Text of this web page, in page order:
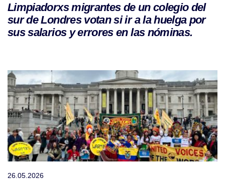
Limpiadorxs migrantes de un colegio del
sur de Londres votan si ir a la huelga por
sus salarios y errores en las nóminas.
26.05.2026